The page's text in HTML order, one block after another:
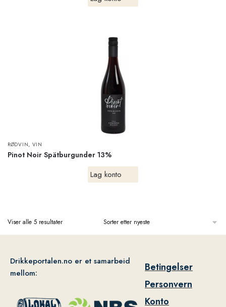
RØDVIN, VIN
Pinot Noir Spätburgunder 13%
Lag konto
Viser alle 5 resultater
Drikkeportalen.no er et samarbeid
mellom:
Betingelser
Personvern
Konto